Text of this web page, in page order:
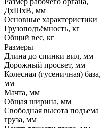
ДхШхВ, мм
Основные характеристики
Грузоподъёмность, кг
Общий вес, кг
Размеры
Длина до спинки вил, мм
Дорожный просвет, мм
Колесная (гусеничная) база,
мм
Мачта, мм
Общая ширина, мм
Свободная высота подъема
груза, мм